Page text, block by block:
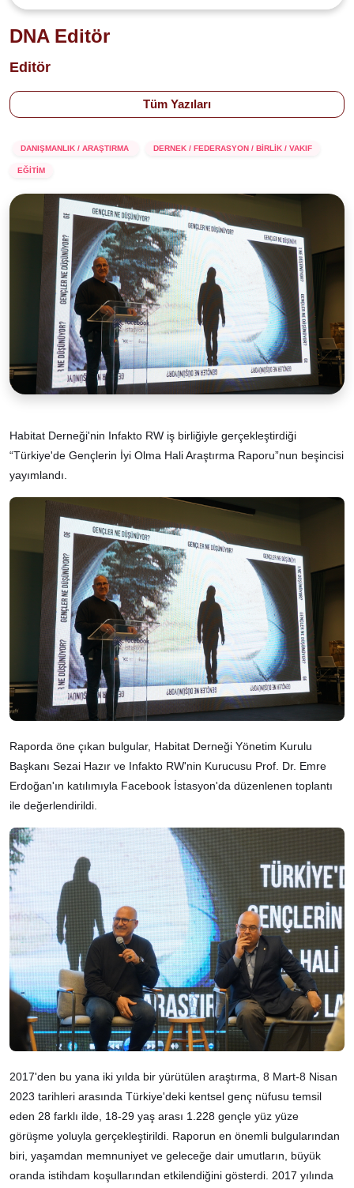
DNA Editör
Editör
Tüm Yazıları
DANIŞMANLIK / ARAŞTIRMA DERNEK / FEDERASYON / BİRLİK / VAKIF
EĞİTİM
Habitat Derneği'nin Infakto RW iş birliğiyle gerçekleştirdiği
“Türkiye'de Gençlerin İyi Olma Hali Araştırma Raporu”nun beşincisi
yayımlandı.
Raporda öne çıkan bulgular, Habitat Derneği Yönetim Kurulu
Başkanı Sezai Hazır ve Infakto RW'nin Kurucusu Prof. Dr. Emre
Erdoğan'ın katılımıyla Facebook İstasyon'da düzenlenen toplantı
ile değerlendirildi.
2017'den bu yana iki yılda bir yürütülen araştırma, 8 Mart-8 Nisan
2023 tarihleri arasında Türkiye'deki kentsel genç nüfusu temsil
eden 28 farklı ilde, 18-29 yaş arası 1.228 gençle yüz yüze
görüşme yoluyla gerçekleştirildi. Raporun en önemli bulgularından
biri, yaşamdan memnuniyet ve geleceğe dair umutların, büyük
oranda istihdam koşullarından etkilendiğini gösterdi. 2017 yılında